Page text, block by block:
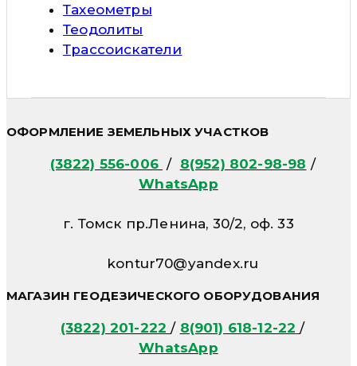
Тахеометры
Теодолиты
Трассоискатели
ОФОРМЛЕНИЕ ЗЕМЕЛЬНЫХ УЧАСТКОВ
(3822) 556-006 / 8(952) 802-98-98 /
WhatsApp
г. Томск пр.Ленина, 30/2, оф. 33
kontur70@yandex.ru
МАГАЗИН ГЕОДЕЗИЧЕСКОГО ОБОРУДОВАНИЯ
(3822) 201-222/ 8(901) 618-12-22 /
WhatsApp